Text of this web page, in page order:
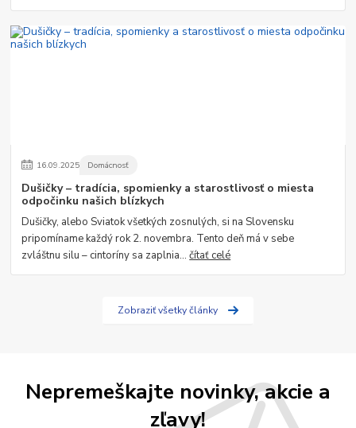
16.09.2025 Domácnosť
Dušičky – tradícia, spomienky a starostlivosť o miesta
odpočinku našich blízkych
Dušičky, alebo Sviatok všetkých zosnulých, si na Slovensku
pripomíname každý rok 2. novembra. Tento deň má v sebe
zvláštnu silu – cintoríny sa zaplnia...čítať celé
Zobraziť všetky články
Nepremeškajte novinky, akcie a
zľavy!